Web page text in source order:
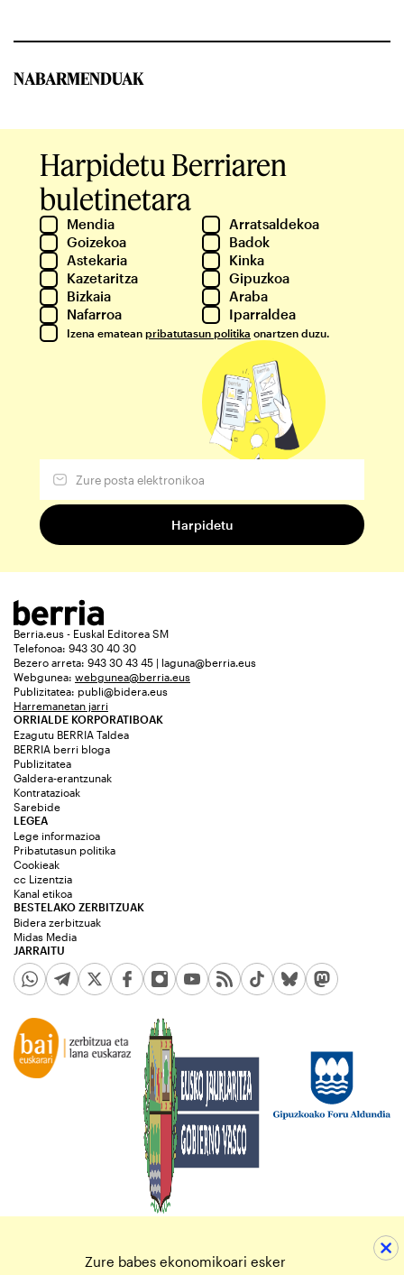
NABARMENDUAK
Harpidetu Berriaren
buletinetara
Mendia
Arratsaldekoa
Goizekoa
Badok
Astekaria
Kinka
Kazetaritza
Gipuzkoa
Bizkaia
Araba
Nafarroa
Iparraldea
Izena ematean pribatutasun politika onartzen duzu.
Berria.eus - Euskal Editorea SM
Telefonoa: 943 30 40 30
Bezero arreta: 943 30 43 45 | laguna@berria.eus
Webgunea: webgunea@berria.eus
Publizitatea: publi@bidera.eus
Harremanetan jarri
ORRIALDE KORPORATIBOAK
Ezagutu BERRIA Taldea
BERRIA berri bloga
Publizitatea
Galdera-erantzunak
Kontratazioak
Sarebide
JARRAITU
LEGEA
Lege informazioa
Pribatutasun politika
Cookieak
cc Lizentzia
Kanal etikoa
BESTELAKO ZERBITZUAK
Bidera zerbitzuak
Midas Media
Zure babes ekonomikoari esker